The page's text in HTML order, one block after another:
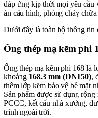
đáp ứng kịp thời mọi yêu cầu
án cấu hình, phòng cháy
Dưới đây là toàn bộ thông tin
Ống thép mạ kẽm phi
Ống thép mạ kẽm phi 168 là
khoảng 168.3 mm (DN150),
thêm lớp kẽm bảo vệ bề mặt
Sản phẩm được sử dụng
PCCC, kết cấu nhà xưởng,
trình ngoài trời.